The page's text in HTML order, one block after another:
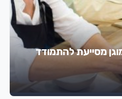
מסייעת להתמודד